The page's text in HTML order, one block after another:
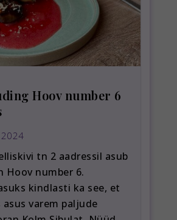
Hoov number 6
tn 2 aadressil asub
Hoov number 6.
kindlasti ka see, et
asus varem paljude